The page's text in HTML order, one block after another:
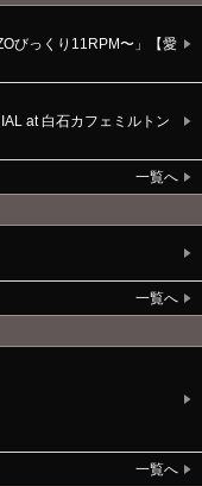
びっくり11RPM〜」【愛
at 白石カフェミルトン
一覧へ
一覧へ
一覧へ